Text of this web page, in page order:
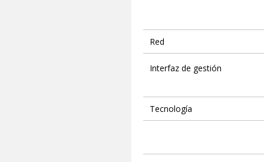
Red
Interfaz de gestión
Tecnología